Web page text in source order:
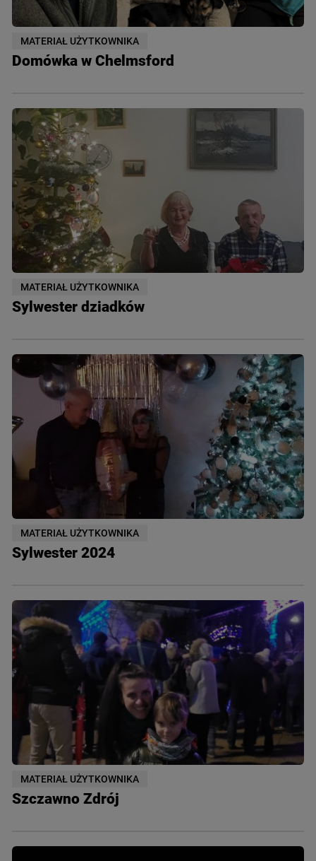
MATERIAŁ UŻYTKOWNIKA
Domówka w Chelmsford
MATERIAŁ UŻYTKOWNIKA
Sylwester dziadków
MATERIAŁ UŻYTKOWNIKA
Sylwester 2024
MATERIAŁ UŻYTKOWNIKA
Szczawno Zdrój